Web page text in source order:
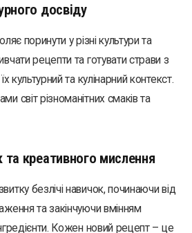
досвіду
поринути у різні культури та
рецепти та готувати страви з
культурний та кулінарний контекст.
світ різноманітних смаків та
та креативного мислення
безлічі навичок, починаючи від
та закінчуючи вмінням
Кожен новий рецепт – це